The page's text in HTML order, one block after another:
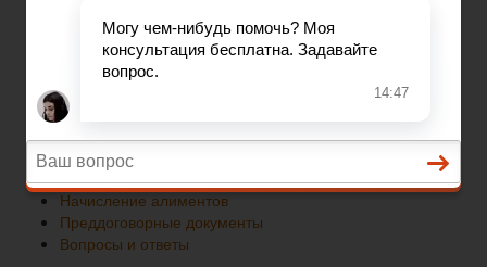
Преддоговорные документы
Вопросы и ответы
Главная
Развод при беременности
Раздел недвижимости
Начисление алиментов
Преддоговорные документы
Вопросы и ответы